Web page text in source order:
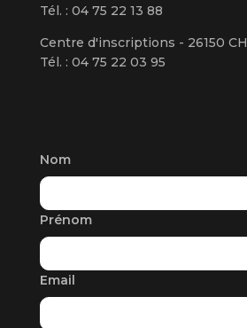
Tél. : 04 75 22 13 88
Centre d'inscriptions - 26150
Tél. : 04 75 22 03 95
Nom
Prénom
Email